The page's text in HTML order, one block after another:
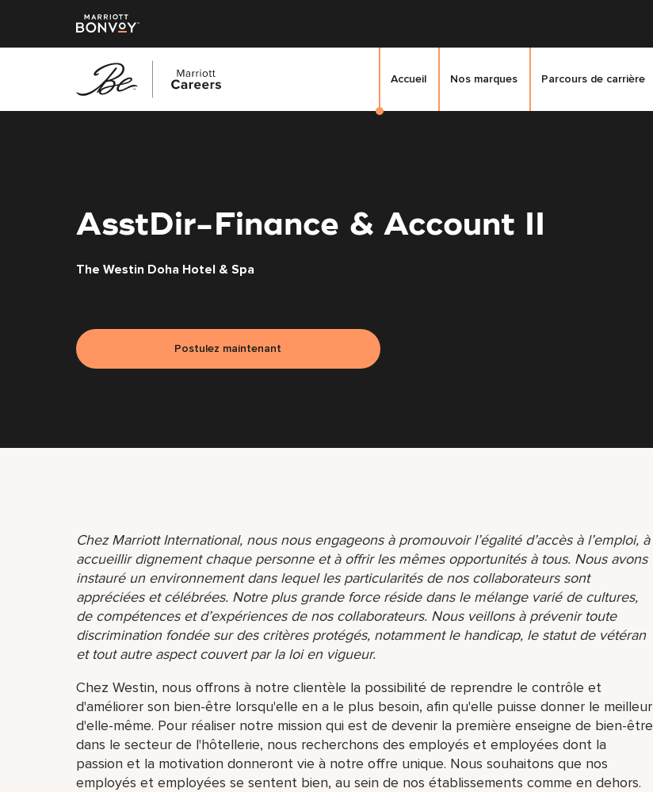
Accueil Nos marques Parcours de carrière
AsstDir-Finance & Account II
The Westin Doha Hotel & Spa
Postulez maintenant
Chez Marriott International, nous nous engageons à promouvoir l’égalité d’accès à l’emploi, à
accueillir dignement chaque personne et à offrir les mêmes opportunités à tous. Nous avons
instauré un environnement dans lequel les particularités de nos collaborateurs sont
appréciées et célébrées. Notre plus grande force réside dans le mélange varié de cultures,
de compétences et d’expériences de nos collaborateurs. Nous veillons à prévenir toute
discrimination fondée sur des critères protégés, notamment le handicap, le statut de vétéran
et tout autre aspect couvert par la loi en vigueur.
Chez Westin, nous offrons à notre clientèle la possibilité de reprendre le contrôle et
d'améliorer son bien-être lorsqu'elle en a le plus besoin, afin qu'elle puisse donner le meilleur
d'elle-même. Pour réaliser notre mission qui est de devenir la première enseigne de bien-être
dans le secteur de l'hôtellerie, nous recherchons des employés et employées dont la
passion et la motivation donneront vie à notre offre unique. Nous souhaitons que nos
employés et employées se sentent bien, au sein de nos établissements comme en dehors.